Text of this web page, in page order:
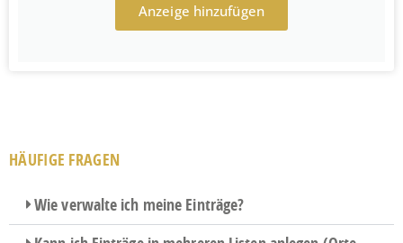
Anzeige hinzufügen
HÄUFIGE FRAGEN
Wie verwalte ich meine Einträge?